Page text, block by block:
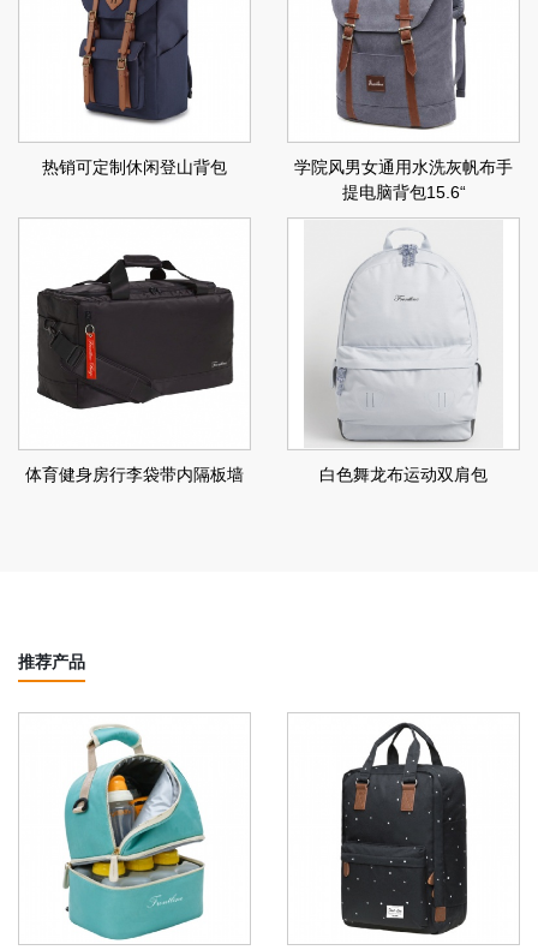
热销可定制休闲登山背包
学院风男女通用水洗灰帆布手
提电脑背包15.6“
体育健身房行李袋带内隔板墙 白色舞龙布运动双肩包
推荐产品